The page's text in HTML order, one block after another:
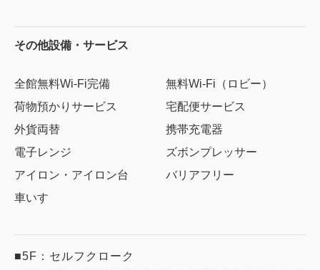
その他設備・サービス
全館無料Wi-Fi完備
無料Wi-Fi（ロビー）
荷物預かりサービス
宅配便サービス
外貨両替
携帯充電器
電子レンジ
ズボンプレッサー
アイロン・アイロン台
バリアフリー
車いす
■5F：セルフクローク